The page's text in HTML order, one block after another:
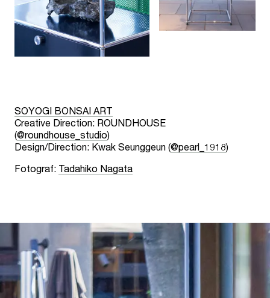
SOYOGI BONSAI ART
Creative Direction: ROUNDHOUSE
(@roundhouse_studio)
Design/Direction: Kwak Seunggeun (@pearl_1918)
Fotograf: Tadahiko Nagata